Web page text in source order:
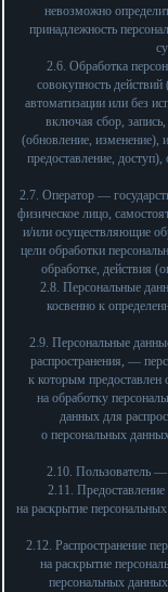
невозможно
принадлежность
2.6. Обработка
совокупность
автоматизации или без
включая сбор,
(обновление, изменение),
предоставление,
2.7. Оператор —
физическое лицо,
и/или осуществляющие
цели обработки
обработке, действия
2.8. Персональные
косвенно к
2.9. Персональные
распространения, —
к которым предоставлен
на обработку
данных для
о персональных
2.10. Пользователь —
2.11.
на раскрытие
2.12. Распространение
на раскрытие
персональных